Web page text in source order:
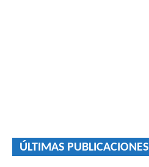
ÚLTIMAS PUBLICACIONES